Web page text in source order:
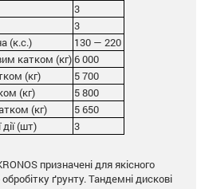
3
3
(к.с.)
130 — 220
катком (кг)6 000
(кг)
5 700
(кг)
5 800
(кг)
5 650
дії (шт)
3
призначені для якісного
ґрунту. Тандемні дискові